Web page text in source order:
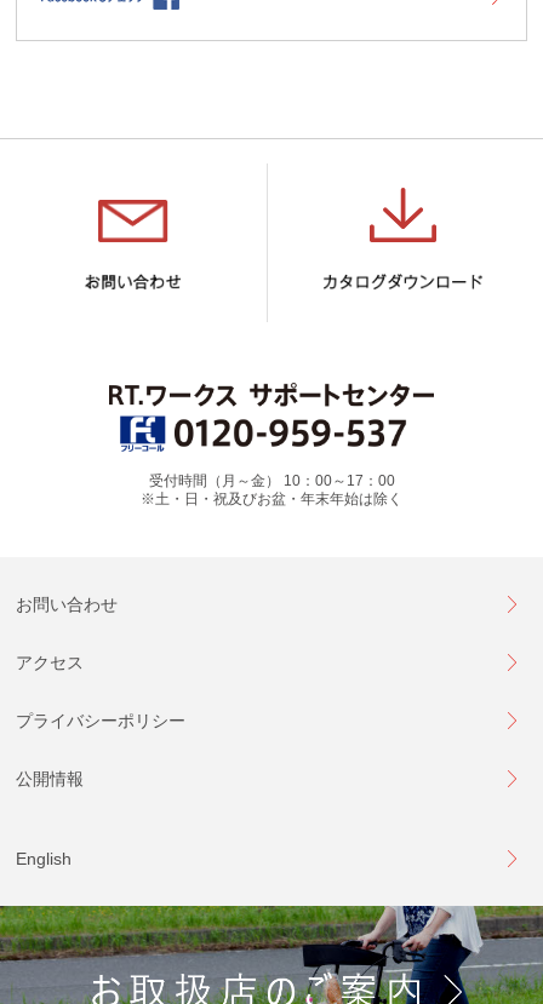
受付時間（月～金） 10：00～17：00
※土・日・祝及びお盆・年末年始は除く
お問い合わせ
アクセス
プライバシーポリシー
公開情報
English